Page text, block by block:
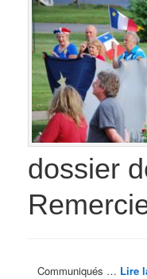
dossier
Communiqués … Lire